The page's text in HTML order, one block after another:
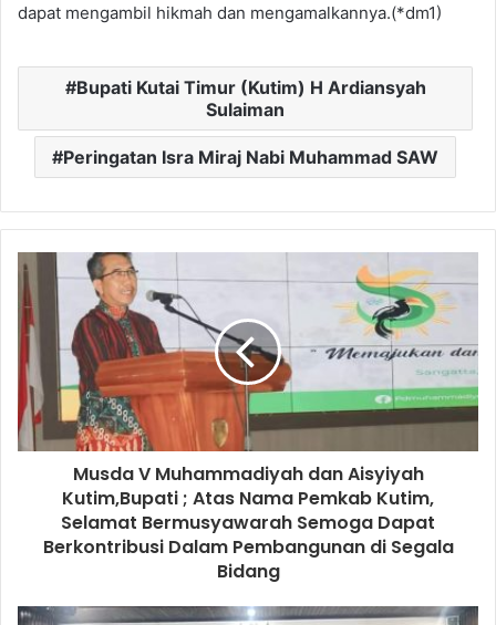
dapat mengambil hikmah dan mengamalkannya.(*dm1)
Bupati Kutai Timur (Kutim) H Ardiansyah
Sulaiman
Peringatan Isra Miraj Nabi Muhammad SAW
Musda V Muhammadiyah dan Aisyiyah
Kutim,Bupati ; Atas Nama Pemkab Kutim,
Selamat Bermusyawarah Semoga Dapat
Berkontribusi Dalam Pembangunan di Segala
Bidang